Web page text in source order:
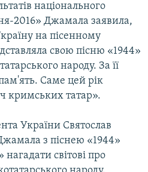
національного
2016» Джамала заявила,
на пісенному
свою пісню «1944»
народу. За її
Саме цей рік
кримських татар».
України Святослав
з піснею «1944»
світові про